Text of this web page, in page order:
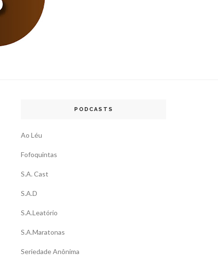
PODCASTS
Ao Léu
Fofoquintas
S.A. Cast
S.A.D
S.A.Leatório
S.A.Maratonas
Seriedade Anônima